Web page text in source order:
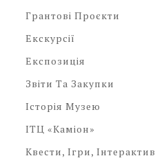
Грантові Проєкти
Екскурсії
Експозиція
Звіти Та Закупки
Історія Музею
ІТЦ «Каміон»
Квести, Ігри, Інтерактив